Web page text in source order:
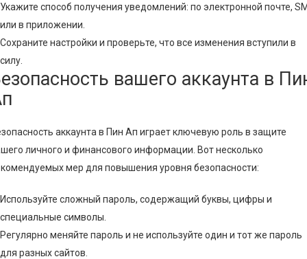
Укажите способ получения уведомлений: по электронной почте,
или в приложении.
Сохраните настройки и проверьте, что все изменения вступили в
силу.
вашего аккаунта в
аккаунта в Пин Ап играет ключевую роль в защите
личного и финансового информации. Вот несколько
мер для повышения уровня безопасности:
Используйте сложный пароль, содержащий буквы, цифры и
специальные символы.
Регулярно меняйте пароль и не используйте один и тот же пароль
для разных сайтов.